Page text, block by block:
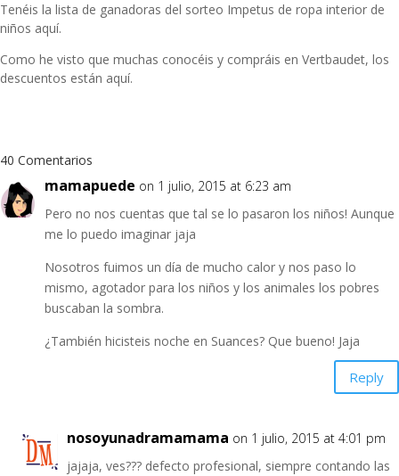
Tenéis la lista de ganadoras del sorteo Impetus de ropa interior de
niños aquí.
Como he visto que muchas conocéis y compráis en Vertbaudet, los
descuentos están aquí.
40 Comentarios
mamapuede on 1 julio, 2015 at 6:23 am
Pero no nos cuentas que tal se lo pasaron los niños! Aunque
me lo puedo imaginar jaja
Nosotros fuimos un día de mucho calor y nos paso lo
mismo, agotador para los niños y los animales los pobres
buscaban la sombra.
¿También hicisteis noche en Suances? Que bueno! Jaja
Reply
nosoyunadramamama on 1 julio, 2015 at 4:01 pm
jajaja, ves??? defecto profesional, siempre contando las